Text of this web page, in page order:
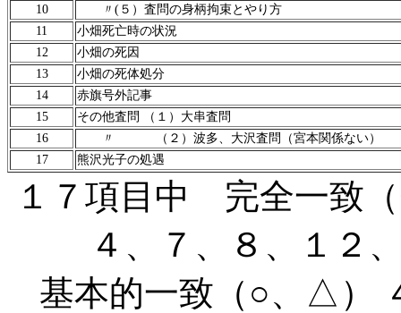
10
〃 ( ５）査問の身柄拘束とやり方
11
小畑死亡時の状況
12
小畑の死因
13
小畑の死体処分
14
赤旗号外記事
15
その他査問 （１）大串査問
16
〃 （２）波多、大沢査問（宮本関係ない）
17
熊沢光子の処遇
１７項目中 完全一致
４、７、８、１２
基本的一致（○、△）